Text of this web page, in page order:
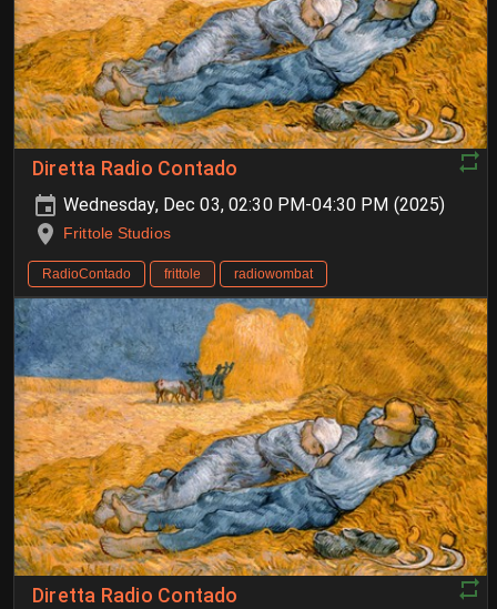
Diretta Radio Contado
Wednesday, Dec 03, 02:30 PM-04:30 PM (2025)
Frittole Studios
RadioContado frittole radiowombat
Diretta Radio Contado